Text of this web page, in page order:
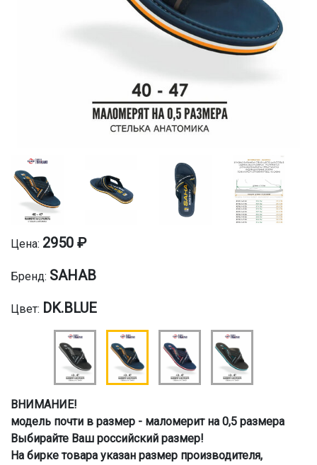
Цена: 2950 ₽
Бренд: SAHAB
Цвет: DK.BLUE
ВНИМАНИЕ!
модель почти в размер - маломерит на 0,5 размера
Выбирайте Ваш российский размер!
На бирке товара указан размер производителя,